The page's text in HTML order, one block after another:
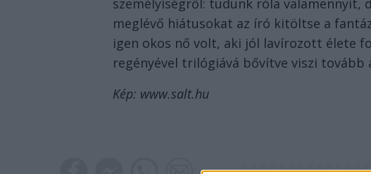
meglévő hiátusokat az író kitöltse a
igen okos nő volt, aki jól lavírozott élete
regényével trilógiává bővítve viszi
Kép: www.salt.hu